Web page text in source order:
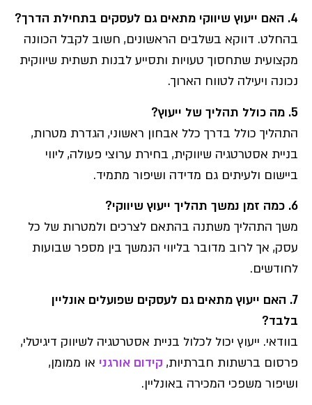
4. האם ייעוץ שיווקי מתאים גם לעסקים בתחילת הדרך?
בהחלט. דווקא בשלבים הראשונים, חשוב לקבל הכוונה
מקצועית שתחסוך טעויות ותסייע לבנות תשתית שיווקית
נכונה ויעילה לטווח הארוך.
5. מה כולל תהליך של ייעוץ?
התהליך כולל בדרך כלל אבחון ראשוני, הגדרת מטרות,
בניית אסטרטגיה שיווקית, בחירת ערוצי פעולה, ליווי
ביישום ולעיתים גם מדידה ושיפור מתמיד.
6. כמה זמן נמשך תהליך ייעוץ שיווקי?
משך התהליך משתנה בהתאם לצרכים ולמטרות של כל
עסק, אך לרוב מדובר בליווי הנמשך בין מספר שבועות
לחודשים.
7. האם ייעוץ מתאים גם לעסקים שפועלים אונליין
בלבד?
בוודאי. ייעוץ יכול לכלול בניית אסטרטגיה לשיווק דיגיטלי,
פרסום ברשתות חברתיות, קידום אורגני או ממומן,
ושיפור משפכי המכירה באונליין.